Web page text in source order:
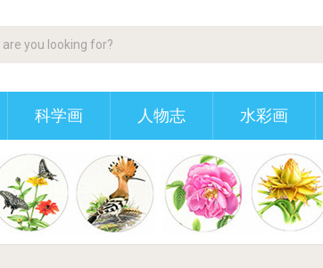
科学画 人物志 水彩画